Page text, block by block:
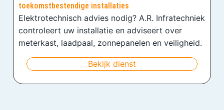
toekomstbestendige installaties
Elektrotechnisch advies nodig? A.R. Infratechniek
controleert uw installatie en adviseert over
meterkast, laadpaal, zonnepanelen en veiligheid.
Bekijk dienst